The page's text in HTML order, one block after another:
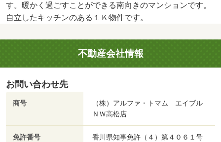
す。暖かく過ごすことができる南向きのマンションです。
自立したキッチンのある１Ｋ物件です。
不動産会社情報
お問い合わせ先
商号
（株）アルファ・トマム エイブル
ＮＷ高松店
免許番号 香川県知事免許（４）第４０６１号